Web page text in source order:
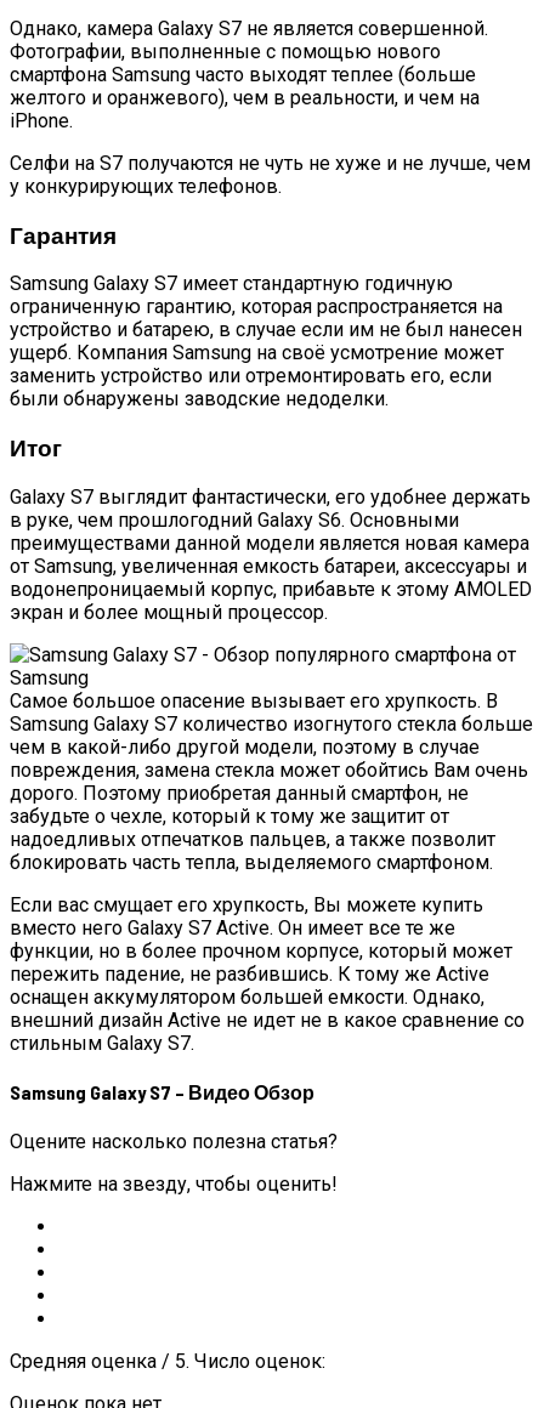
Однако, камера Galaxy S7 не является совершенной.
Фотографии, выполненные с помощью нового
смартфона Samsung часто выходят теплее (больше
желтого и оранжевого), чем в реальности, и чем на
iPhone.
Селфи на S7 получаются не чуть не хуже и не лучше, чем
у конкурирующих телефонов.
Гарантия
Samsung Galaxy S7 имеет стандартную годичную
ограниченную гарантию, которая распространяется на
устройство и батарею, в случае если им не был нанесен
ущерб. Компания Samsung на своё усмотрение может
заменить устройство или отремонтировать его, если
были обнаружены заводские недоделки.
Итог
Galaxy S7 выглядит фантастически, его удобнее держать
в руке, чем прошлогодний Galaxy S6. Основными
преимуществами данной модели является новая камера
от Samsung, увеличенная емкость батареи, аксессуары и
водонепроницаемый корпус, прибавьте к этому AMOLED
экран и более мощный процессор.
Самое большое опасение вызывает его хрупкость. В
Samsung Galaxy S7 количество изогнутого стекла больше
чем в какой-либо другой модели, поэтому в случае
повреждения, замена стекла может обойтись Вам очень
дорого. Поэтому приобретая данный смартфон, не
забудьте о чехле, который к тому же защитит от
надоедливых отпечатков пальцев, а также позволит
блокировать часть тепла, выделяемого смартфоном.
Если вас смущает его хрупкость, Вы можете купить
вместо него Galaxy S7 Active. Он имеет все те же
функции, но в более прочном корпусе, который может
пережить падение, не разбившись. К тому же Active
оснащен аккумулятором большей емкости. Однако,
внешний дизайн Active не идет не в какое сравнение со
стильным Galaxy S7.
Samsung Galaxy S7 – Видео Обзор
Оцените насколько полезна статья?
Нажмите на звезду, чтобы оценить!
Средняя оценка / 5. Число оценок: